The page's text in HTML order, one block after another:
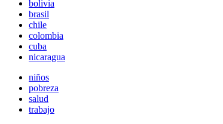
bolivia
brasil
chile
colombia
cuba
nicaragua
niños
pobreza
salud
trabajo